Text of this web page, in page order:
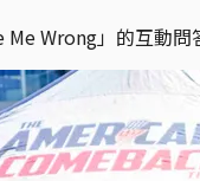
Wrong」的互動